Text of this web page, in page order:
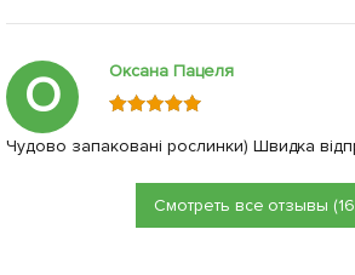
О Оксана Пацеля
Чудово запаковані рослинки) Швидка
Смотреть все отзывы